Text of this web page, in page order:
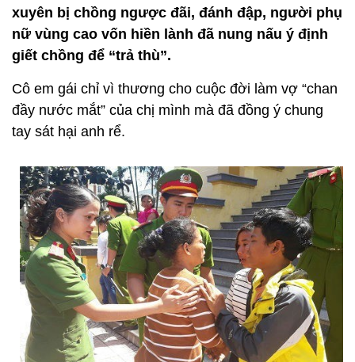
xuyên bị chồng ngược đãi, đánh đập, người phụ
nữ vùng cao vốn hiền lành đã nung nấu ý định
giết chồng để “trả thù”.
Cô em gái chỉ vì thương cho cuộc đời làm vợ “chan
đầy nước mắt” của chị mình mà đã đồng ý chung
tay sát hại anh rể.